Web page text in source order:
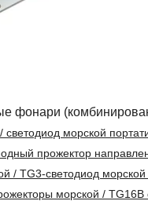
фонари
морской
прожектор
/ TG3-светодиод
морской /